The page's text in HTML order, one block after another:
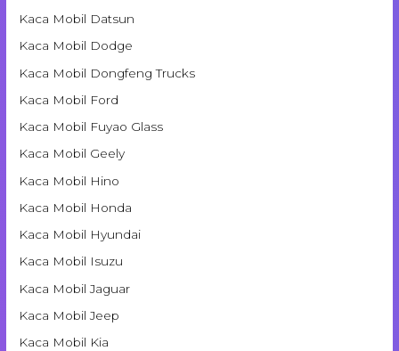
Kaca Mobil Datsun
Kaca Mobil Dodge
Kaca Mobil Dongfeng Trucks
Kaca Mobil Ford
Kaca Mobil Fuyao Glass
Kaca Mobil Geely
Kaca Mobil Hino
Kaca Mobil Honda
Kaca Mobil Hyundai
Kaca Mobil Isuzu
Kaca Mobil Jaguar
Kaca Mobil Jeep
Kaca Mobil Kia